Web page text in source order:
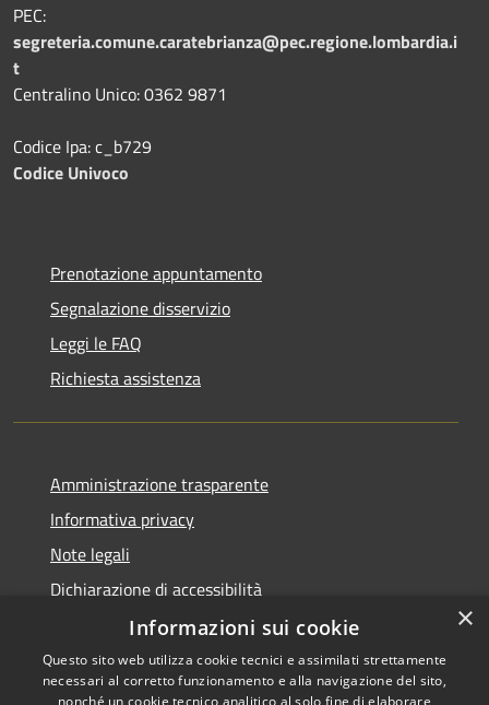
PEC:
segreteria.comune.caratebrianza@pec.regione.lombardia.i
t
Centralino Unico: 0362 9871
Codice Ipa: c_b729
Codice Univoco
Prenotazione appuntamento
Segnalazione disservizio
Leggi le FAQ
Richiesta assistenza
Amministrazione trasparente
Informativa privacy
Note legali
Dichiarazione di accessibilità
×
Informazioni sui cookie
Questo sito web utilizza cookie tecnici e assimilati strettamente
necessari al corretto funzionamento e alla navigazione del sito,
nonché un cookie tecnico analitico al solo fine di elaborare